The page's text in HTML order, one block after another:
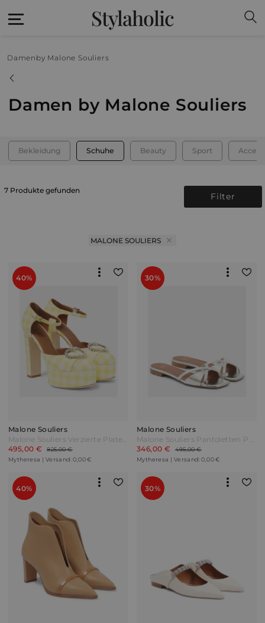
Stylaholic
Damen by Malone Souliers
Damen by Malone Souliers
Bekleidung Schuhe Beauty Sport
7 Produkte gefunden
Filter
MALONE SOULIERS
40%
Malone Souliers
Malone Souliers Verzierte Plateau-Pumps Camille 130 Gelb
495,00 €
825,00 €
Mytheresa | Versand: 0,00 €
30%
Malone Souliers
Malone Souliers Pantoletten Penn aus Metallic-Leder Silber
346,00 €
495,00 €
Mytheresa | Versand: 0,00 €
40% 30%